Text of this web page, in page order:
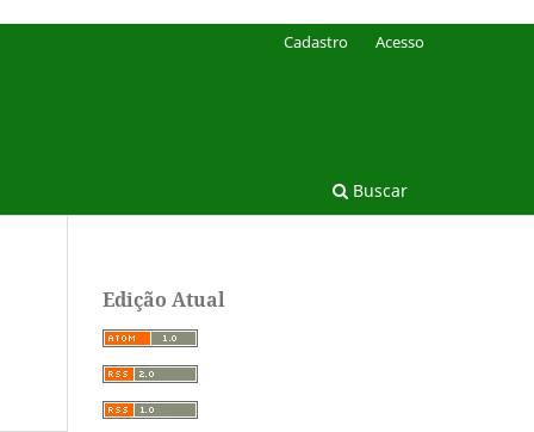
Buscar
Cadastro Acesso
Edição Atual